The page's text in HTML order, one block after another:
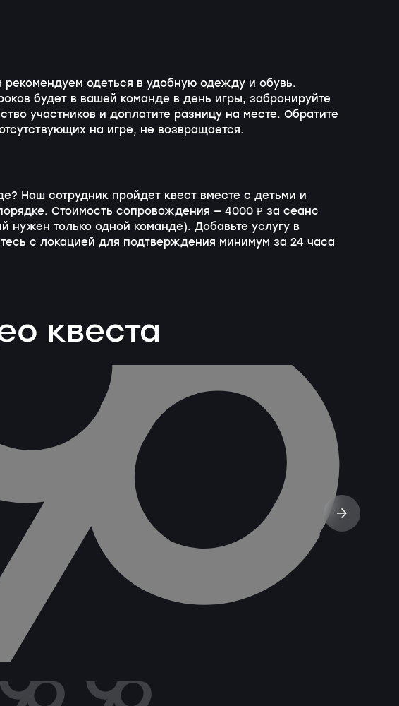
рекомендуем одеться в удобную одежду и обувь.
будет в вашей команде в день игры, забронируйте
участников и доплатите разницу на месте. Обратите
на игре, не возвращается.
Наш сотрудник пройдет квест вместе с детьми и
Стоимость сопровождения — 4000 ₽ за сеанс
только одной команде). Добавьте услугу в
с локацией для подтверждения минимум за 24 часа
квеста